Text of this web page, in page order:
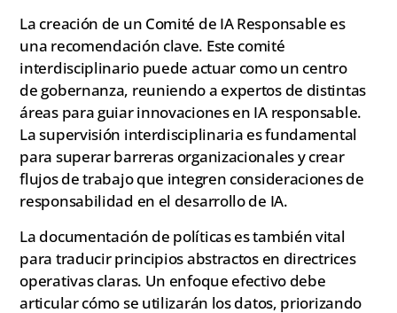
La creación de un Comité de IA Responsable es
una recomendación clave. Este comité
interdisciplinario puede actuar como un centro
de gobernanza, reuniendo a expertos de distintas
áreas para guiar innovaciones en IA responsable.
La supervisión interdisciplinaria es fundamental
para superar barreras organizacionales y crear
flujos de trabajo que integren consideraciones de
responsabilidad en el desarrollo de IA.
La documentación de políticas es también vital
para traducir principios abstractos en directrices
operativas claras. Un enfoque efectivo debe
articular cómo se utilizarán los datos, priorizando